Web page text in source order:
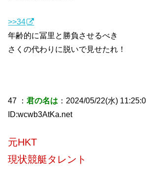
>>34
年齢的に冨里と勝負させるべき
さくの代わりに脱いで見せたれ！
47 ：君の名は ：2024/05/22(水)
ID:wcwb3AtKa.net
元HKT
現状競艇タレント